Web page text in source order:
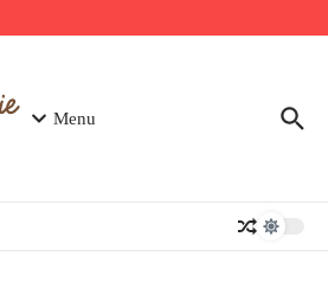
Menu